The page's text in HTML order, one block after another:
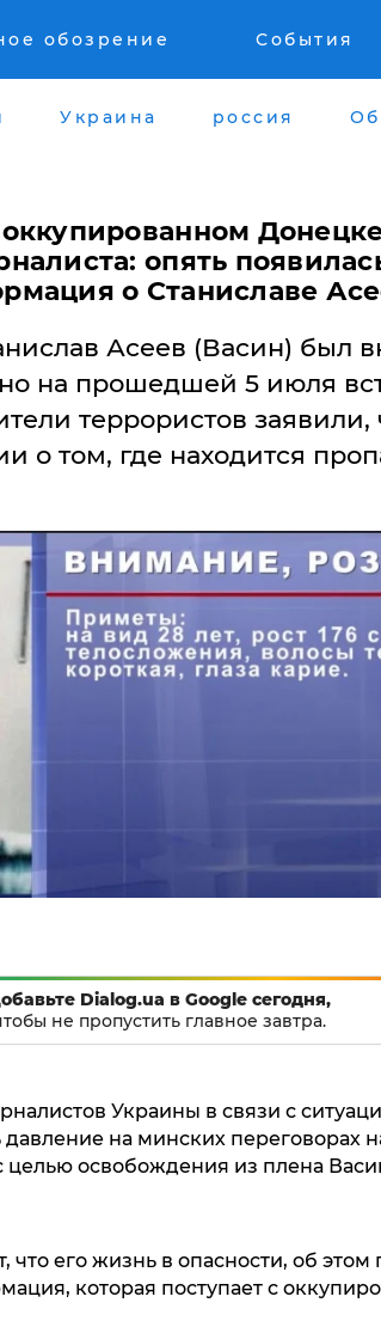
обозрение События
Украина россия
опять
о Станиславе
Асеев (Васин) был
на прошедшей 5 июля
террористов заявили,
о том, где находится
Dialog.ua в Google сегодня,
не пропустить главное завтра.
Украины в связи с
давление на минских переговорах
целью освобождения из плена
что его жизнь в опасности, об этом
которая поступает с